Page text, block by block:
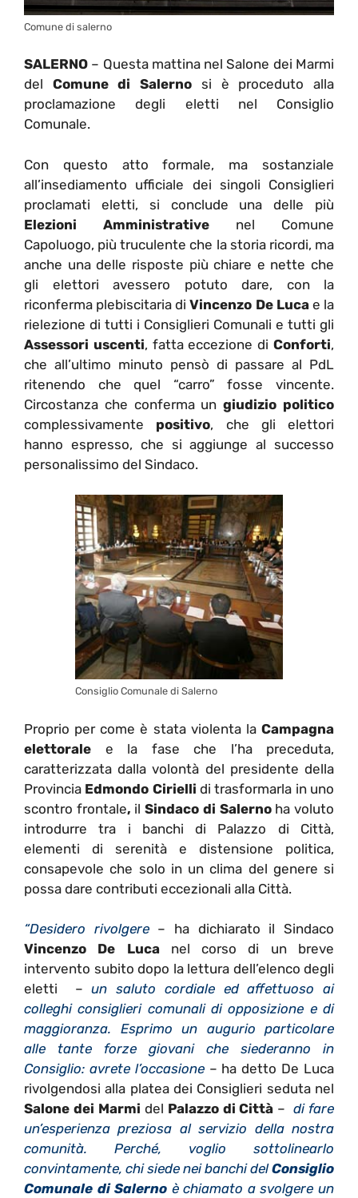
Comune di salerno
SALERNO – Questa mattina nel Salone dei Marmi
del Comune di Salerno si è proceduto alla
proclamazione degli eletti nel Consiglio
Comunale.
Con questo atto formale, ma sostanziale
all’insediamento ufficiale dei singoli Consiglieri
proclamati eletti, si conclude una delle più
Elezioni Amministrative nel Comune
Capoluogo, più truculente che la storia ricordi, ma
anche una delle risposte più chiare e nette che
gli elettori avessero potuto dare, con la
riconferma plebiscitaria diVincenzo De Lucae la
rielezione di tutti i Consiglieri Comunali e tutti gli
Assessori uscenti, fatta eccezione diConforti,
che all’ultimo minuto pensò di passare al PdL
ritenendo che quel “carro” fosse vincente.
Circostanza che conferma ungiudizio politico
complessivamente positivo, che gli elettori
hanno espresso, che si aggiunge al successo
personalissimo del Sindaco.
Consiglio Comunale di Salerno
Proprio per come è stata violenta laCampagna
elettorale e la fase che l’ha preceduta,
caratterizzata dalla volontà del presidente della
Provincia Edmondo Cirielli di trasformarla in uno
scontro frontale, ilSindaco di Salernoha voluto
introdurre tra i banchi di Palazzo di Città,
elementi di serenità e distensione politica,
consapevole che solo in un clima del genere si
possa dare contributi eccezionali alla Città.
“Desidero rivolgere – ha dichiarato il Sindaco
Vincenzo De Lucanel corso di un breve
intervento subito dopo la lettura dell’elenco degli
eletti –un saluto cordiale ed affettuoso ai
colleghi consiglieri comunali di opposizione e di
maggioranza. Esprimo un augurio particolare
alle tante forze giovani che siederanno in
Consiglio: avrete l’occasione– ha detto De Luca
rivolgendosi alla platea dei Consiglieri seduta nel
Salone dei Marmi del Palazzo di Città –di fare
un’esperienza preziosa al servizio della nostra
comunità. Perché, voglio sottolinearlo
convintamente, chi siede nei banchi delConsiglio
Comunale di Salerno è chiamato a svolgere un